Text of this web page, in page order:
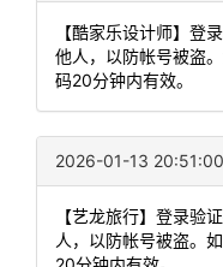
【酷家乐设计师】登
他人，以防帐号被盗
码20分钟内有效。
2026-01-13 20:51:00
【艺龙旅行】登录验
人，以防帐号被盗。